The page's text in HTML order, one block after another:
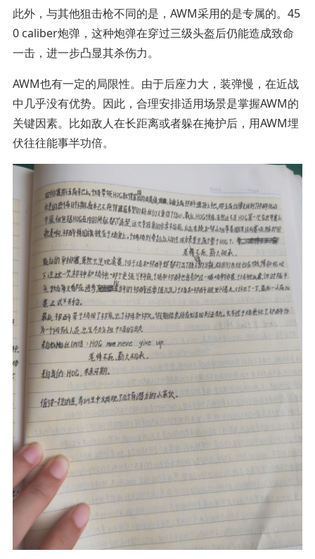
此外，与其他狙击枪不同的是，AWM采用的是专属的。45
0 caliber炮弹，这种炮弹在穿过三级头盔后仍能造成致命
一击，进一步凸显其杀伤力。
AWM也有一定的局限性。由于后座力大，装弹慢，在近战
中几乎没有优势。因此，合理安排适用场景是掌握AWM的
关键因素。比如敌人在长距离或者躲在掩护后，用AWM埋
伏往往能事半功倍。